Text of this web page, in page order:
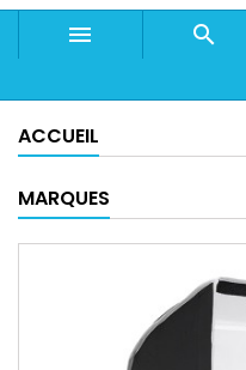
 
ACCUEIL
MARQUES